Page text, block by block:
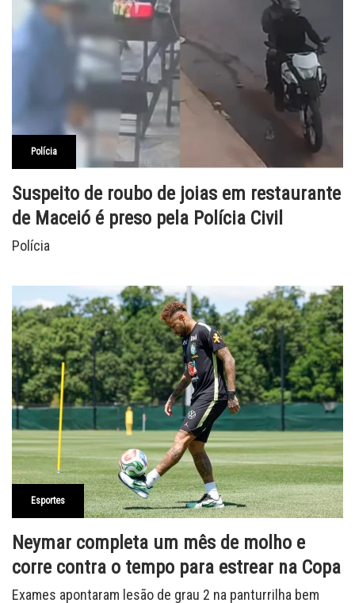
Polícia
Suspeito de roubo de joias em restaurante
de Maceió é preso pela Polícia Civil
Polícia
Esportes
Neymar completa um mês de molho e
corre contra o tempo para estrear na Copa
Exames apontaram lesão de grau 2 na panturrilha bem